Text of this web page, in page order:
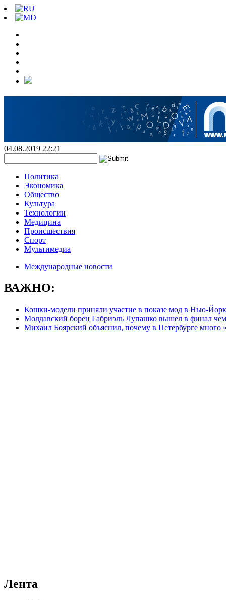
04.08.2019 22:21
Политика
Экономика
Общество
Культура
Технологии
Медицина
Происшествия
Спорт
Мультимедиа
Международные новости
ВАЖНО:
Кошки-модели приняли участие в показе мод в Нью-
Молдавский борец Габриэль Лупашко вышел в финал
Михаил Боярский объяснил, почему в Петербурге много
Лента